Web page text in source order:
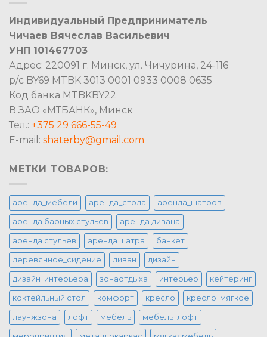
Индивидуальный Предприниматель
Чичаев Вячеслав Васильевич
УНП 101467703
Адрес: 220091 г. Минск, ул. Чичурина, 24-116
р/с BY69 MTBK 3013 0001 0933 0008 0635
Код банка MTBKBY22
В ЗАО «МТБАНК», Минск
Тел.: +375 29 666-55-49
E-mail: shaterby@gmail.com
МЕТКИ ТОВАРОВ:
аренда_мебели аренда_стола аренда_шатров
аренда барных стульев аренда дивана
аренда стульев аренда шатра банкет
деревянное_сидение диван дизайн
дизайн_интерьера зонаотдыха интерьер кейтеринг
коктейльный стол комфорт кресло кресло_мягкое
лаунжзона лофт мебель мебель_лофт